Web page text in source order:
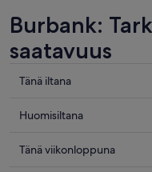
Burbank:
saatavuus
Tarkista
Burbank
täksi
Tänä iltana
Tarkista
Burbank
Huomisiltana
Tarkista
Tänä viikonloppuna